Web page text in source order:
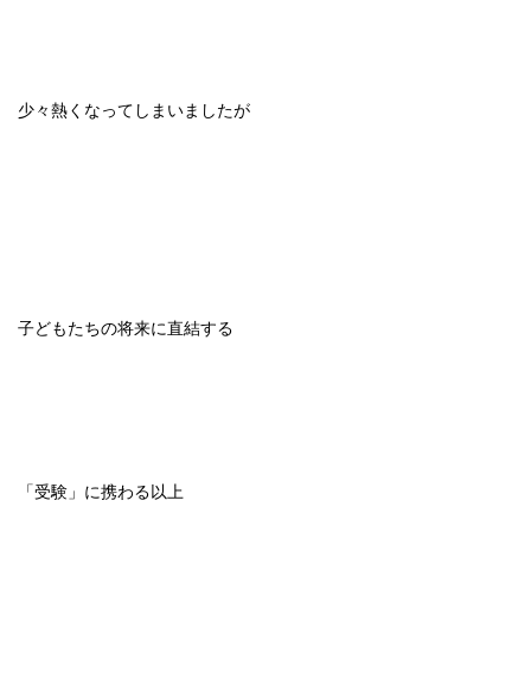
少々熱くなってしまいましたが
子どもたちの将来に直結する
「受験」に携わる以上